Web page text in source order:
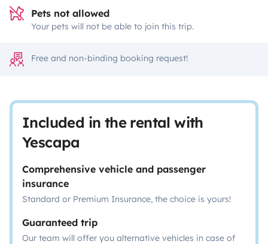
Pets not allowed
Your pets will not be able to join this trip.
Free and non-binding booking request!
Included in the rental with
Yescapa
Comprehensive vehicle and passenger
insurance
Standard or Premium Insurance, the choice is yours!
Guaranteed trip
Our team will offer you alternative vehicles in case of